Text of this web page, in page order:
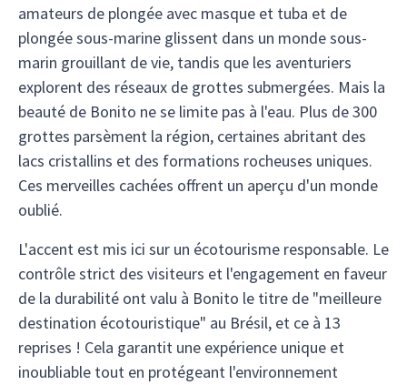
amateurs de plongée avec masque et tuba et de
plongée sous-marine glissent dans un monde sous-
marin grouillant de vie, tandis que les aventuriers
explorent des réseaux de grottes submergées. Mais la
beauté de Bonito ne se limite pas à l'eau. Plus de 300
grottes parsèment la région, certaines abritant des
lacs cristallins et des formations rocheuses uniques.
Ces merveilles cachées offrent un aperçu d'un monde
oublié.
L'accent est mis ici sur un écotourisme responsable. Le
contrôle strict des visiteurs et l'engagement en faveur
de la durabilité ont valu à Bonito le titre de "meilleure
destination écotouristique" au Brésil, et ce à 13
reprises ! Cela garantit une expérience unique et
inoubliable tout en protégeant l'environnement